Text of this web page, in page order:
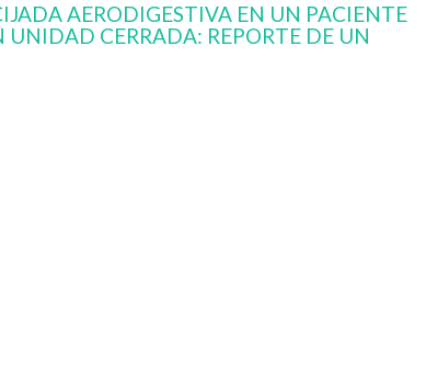
AERODIGESTIVA EN UN PACIENTE
CERRADA: REPORTE DE UN